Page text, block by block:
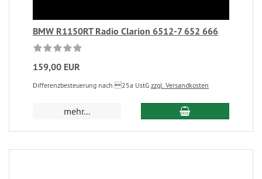
BMW R1150RT Radio Clarion 6512-7 652 666
159,00 EUR
Differenzbesteuerung nach 25a UstG zzgl. Versandkosten
mehr...